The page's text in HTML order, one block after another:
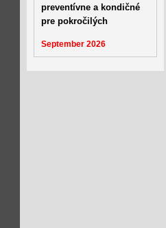
preventívne a kondičné
pre pokročilých
September 2026